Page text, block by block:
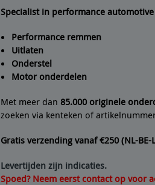
Petergeeft Fine Line Imports een
28/07/2026 | Snel verzonden en
aanrader dus.
Specialist in performance
Performance remmen
Uitlaten
Onderstel
Motor onderdelen
Met meer dan 85.000 originele
zoeken via kenteken of
Gratis verzending vanaf €250 (NL-BE-
Levertijden zijn indicaties.
Spoed? Neem eerst contact op voor